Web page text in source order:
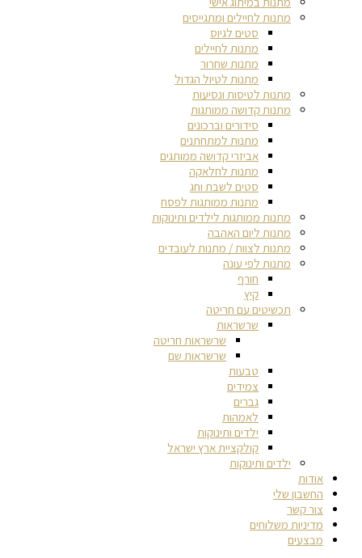
מתנות לחיילים ומתגייסים
סטים לגיוס
מתנות לחיילים
מתנות שחרור
מתנות לטיול הגדול
מתנות לטיסות ונסיעות
מתנות קדושה ממותגות
סידורים וברכונים
מתנות למתחתנים
אביזרי קדושה ממותגים
מתנות לחלאקה
סטים לשבת וחג
מתנות ממותגות לפסח
מתנות ממותגות לילדים ותינוקות
מתנות ליום האהבה
מתנות לצוות / מתנות לעובדים
מתנות לפי עונה
חורף
קיץ
תכשיטים עם חריטה
שרשראות
שרשראות חריטה
שרשראות שם
טבעות
צמידים
גברים
לאמהות
ילדים ותינוקות
קולקציית ארץ ישראל
ילדים ותינוקות
אודות
החשבון שלי
צור קשר
מדיניות משלוחים
מבצעים